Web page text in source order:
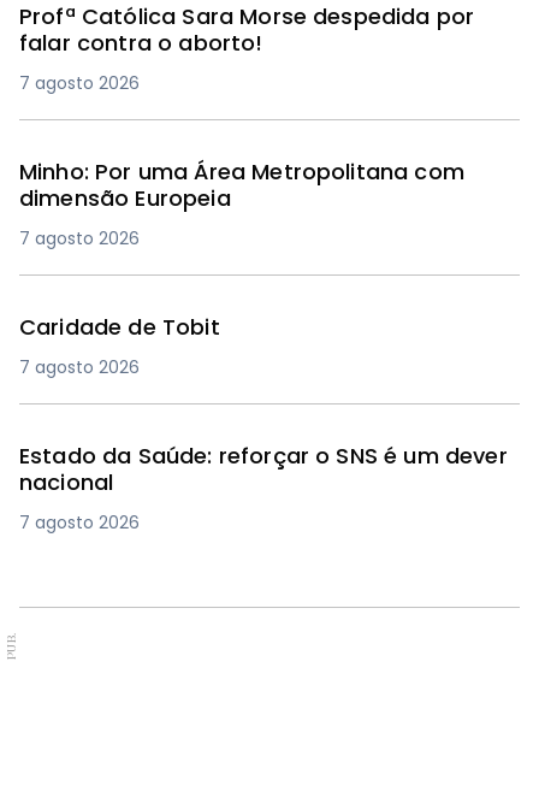
Profª Católica Sara Morse despedida por
falar contra o aborto!
7 agosto 2026
Minho: Por uma Área Metropolitana com
dimensão Europeia
7 agosto 2026
Caridade de Tobit
7 agosto 2026
Estado da Saúde: reforçar o SNS é um dever
nacional
7 agosto 2026
PUB.